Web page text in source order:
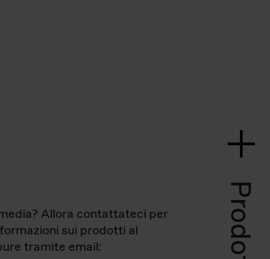
Prodotti
Allora contattateci per
sui prodotti al
tramite email: